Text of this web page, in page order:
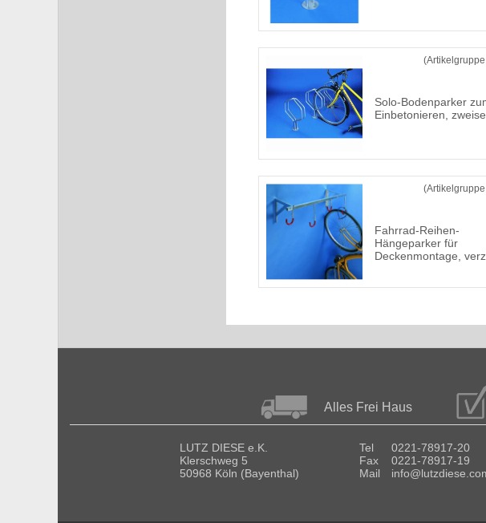
Solo-Bodenparker
Einbetonieren,
Fahrrad-Reihen-
Hängeparker für
Deckenmontage,
Alles Frei Haus
LUTZ DIESE e.K.
Klerschweg 5
50968 Köln (Bayenthal)
Tel
0221-78917-20
Fax
0221-78917-19
Mail